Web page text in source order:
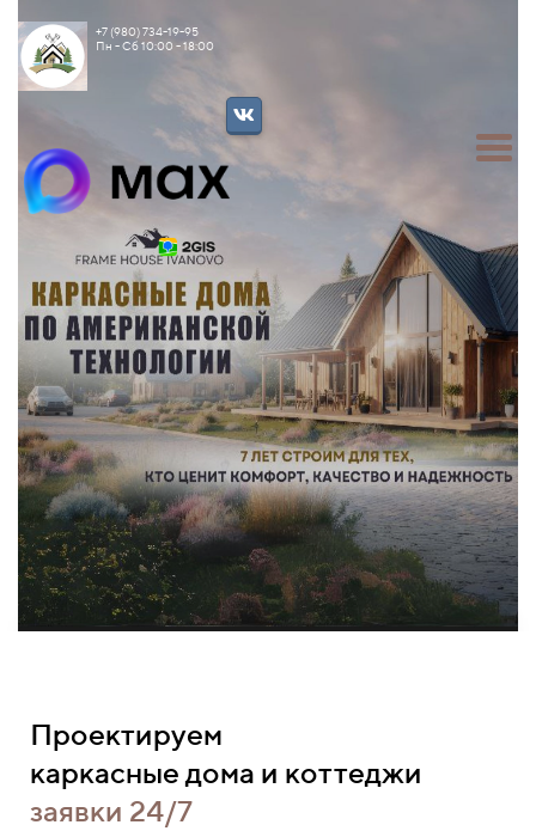
+7 (980) 734-19-95
Пн - Сб 10:00 - 18:00
Проектируем
каркасные дома и коттеджи
заявки 24/7